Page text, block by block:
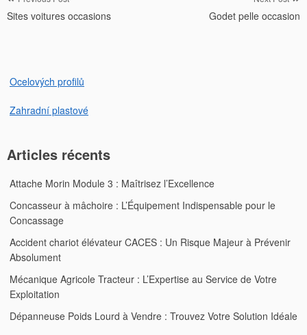
de
Sites voitures occasions Godet pelle occasion
Ocelových profilů
Zahradní plastové
Articles récents
Attache Morin Module 3 : Maîtrisez l’Excellence
Concasseur à mâchoire : L’Équipement Indispensable pour le
Concassage
Accident chariot élévateur CACES : Un Risque Majeur à Prévenir
Absolument
Mécanique Agricole Tracteur : L’Expertise au Service de Votre
Exploitation
Dépanneuse Poids Lourd à Vendre : Trouvez Votre Solution Idéale